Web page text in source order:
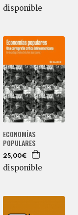
disponible
ECONOMÍAS
POPULARES
25,00€
disponible